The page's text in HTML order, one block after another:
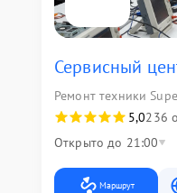
Сервисный
Ремонт техники
5,0236
Открыто до 21:00
Маршрут